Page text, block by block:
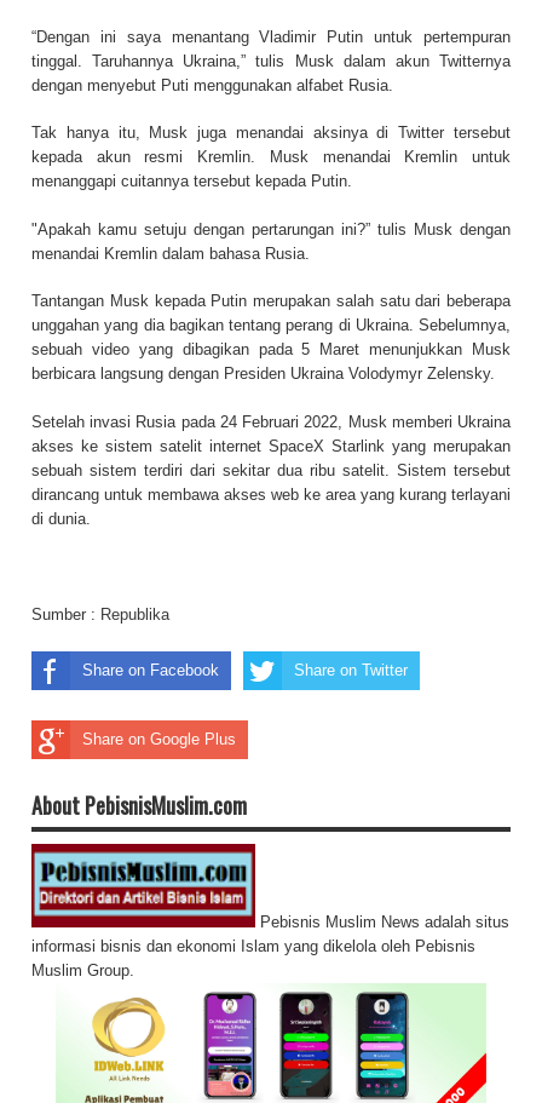
“Dengan ini saya menantang Vladimir Putin untuk pertempuran
tinggal. Taruhannya Ukraina,” tulis Musk dalam akun Twitternya
dengan menyebut Puti menggunakan alfabet Rusia.
Tak hanya itu, Musk juga menandai aksinya di Twitter tersebut
kepada akun resmi Kremlin. Musk menandai Kremlin untuk
menanggapi cuitannya tersebut kepada Putin.
"Apakah kamu setuju dengan pertarungan ini?” tulis Musk dengan
menandai Kremlin dalam bahasa Rusia.
Tantangan Musk kepada Putin merupakan salah satu dari beberapa
unggahan yang dia bagikan tentang perang di Ukraina. Sebelumnya,
sebuah video yang dibagikan pada 5 Maret menunjukkan Musk
berbicara langsung dengan Presiden Ukraina Volodymyr Zelensky.
Setelah invasi Rusia pada 24 Februari 2022, Musk memberi Ukraina
akses ke sistem satelit internet SpaceX Starlink yang merupakan
sebuah sistem terdiri dari sekitar dua ribu satelit. Sistem tersebut
dirancang untuk membawa akses web ke area yang kurang terlayani
di dunia.
Sumber : Republika
Share on Facebook Share on Twitter
Share on Google Plus
About PebisnisMuslim.com
Pebisnis Muslim News adalah situs
informasi bisnis dan ekonomi Islam yang dikelola oleh Pebisnis
Muslim Group.